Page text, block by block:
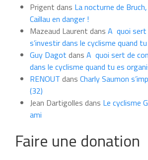
moisPrigent dans La nocturne de
Caillau en danger !
Mazeaud Laurent dans A quoi sert
s’investir dans le cyclisme quand
Guy Dagot dans A quoi sert de
dans le cyclisme quand tu es
RENOUT dans Charly Saumon
(32)
Jean Dartigolles dans Le cyclisme
ami
Faire une donation